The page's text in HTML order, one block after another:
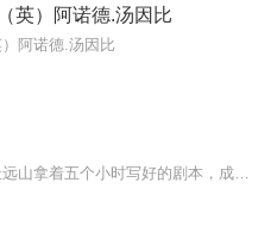
英）阿诺德.汤因比
阿诺德.汤因比